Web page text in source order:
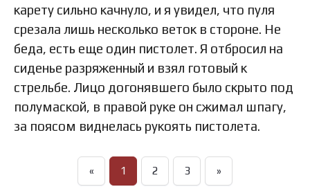
карету сильно качнуло, и я увидел, что пуля
срезала лишь несколько веток в стороне. Не
беда, есть еще один пистолет. Я отбросил на
сиденье разряженный и взял готовый к
стрельбе. Лицо догонявшего было скрыто под
полумаской, в правой руке он сжимал шпагу,
за поясом виднелась рукоять пистолета.
« 1 2 3 »